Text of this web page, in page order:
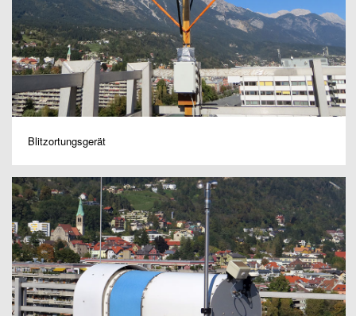
Blitzortungsgerät